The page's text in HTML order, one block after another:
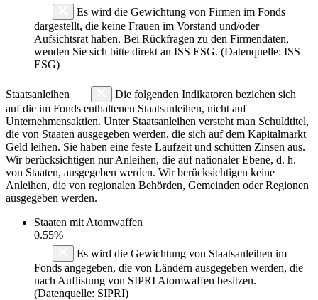
Es wird die Gewichtung von Firmen im Fonds
dargestellt, die keine Frauen im Vorstand und/oder
Aufsichtsrat haben. Bei Rückfragen zu den Firmendaten,
wenden Sie sich bitte direkt an ISS ESG. (Datenquelle: ISS
ESG)
Staatsanleihen
Die folgenden Indikatoren beziehen sich
auf die im Fonds enthaltenen Staatsanleihen, nicht auf
Unternehmensaktien. Unter Staatsanleihen versteht man Schuldtitel,
die von Staaten ausgegeben werden, die sich auf dem Kapitalmarkt
Geld leihen. Sie haben eine feste Laufzeit und schütten Zinsen aus.
Wir berücksichtigen nur Anleihen, die auf nationaler Ebene, d. h.
von Staaten, ausgegeben werden. Wir berücksichtigen keine
Anleihen, die von regionalen Behörden, Gemeinden oder Regionen
ausgegeben werden.
Staaten mit Atomwaffen
0.55%
Es wird die Gewichtung von Staatsanleihen im
Fonds angegeben, die von Ländern ausgegeben werden, die
nach Auflistung von SIPRI Atomwaffen besitzen.
(Datenquelle: SIPRI)